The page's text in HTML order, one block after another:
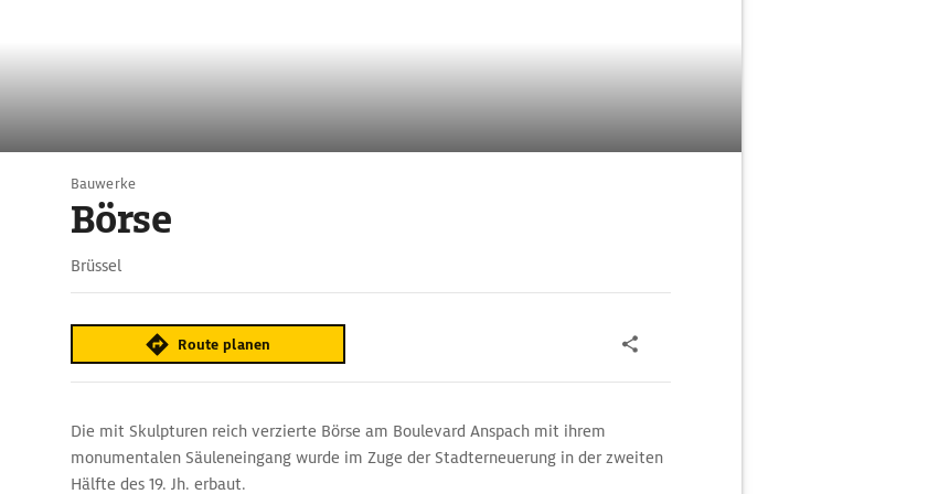
Bauwerke
Börse
Brüssel
Route planen
Die mit Skulpturen reich verzierte Börse am Boulevard Anspach mit ihrem
monumentalen Säuleneingang wurde im Zuge der Stadterneuerung in der zweiten
Hälfte des 19. Jh. erbaut.